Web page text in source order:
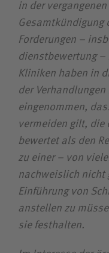
in der
Gesamtkündigung
Forderungen –
dienstbewertung –
Kliniken haben in
der
eingenommen,
vermeiden gilt, die
bewertet als den
zu einer – von
nachweislich nicht
Ein­führung von
anstellen zu
sie fest­halten.